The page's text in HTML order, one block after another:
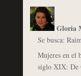
Gloria
Se busca:
Mujeres en el
siglo XIX: De